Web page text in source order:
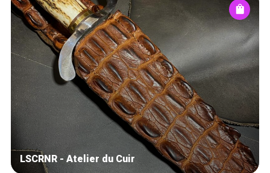
LSCRNR - Atelier du Cuir